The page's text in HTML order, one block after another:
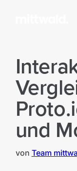
und
von Team